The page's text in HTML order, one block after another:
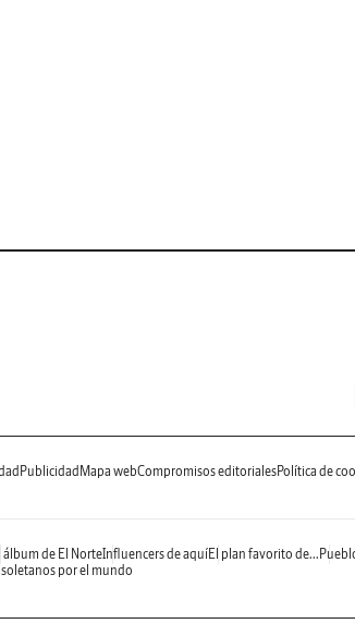
Publicidad Mapa webCompromisos editorialesPolítica de
álbum de El NorteInfluencers de aquíEl plan favorito de...
por el mundo